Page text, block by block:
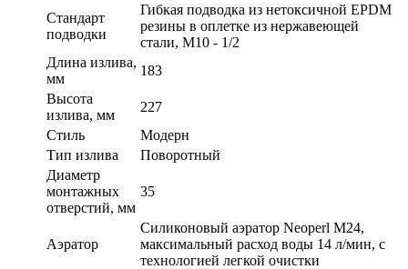
Стандарт
подводки
Гибкая подводка из нетоксичной EPDM
резины в оплетке из нержавеющей
стали, М10 - 1/2
Длина излива,
мм
183
Высота
излива, мм
227
Стиль
Модерн
Тип излива
Поворотный
Диаметр
монтажных
отверстий, мм
35
Аэратор
Силиконовый аэратор Neoperl М24,
максимальный расход воды 14 л/мин, с
технологией легкой очистки